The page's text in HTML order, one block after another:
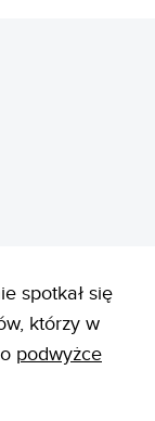
spotkał się
którzy w
podwyżce